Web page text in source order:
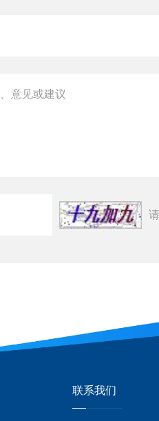
联系我们